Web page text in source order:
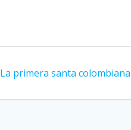
Entrada
La primera santa colombiana